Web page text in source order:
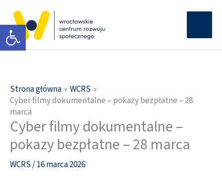
Otwórz pasek narzędzi
treści
Strona główna
WCRS
Cyber filmy dokumentalne – pokazy bezpłatne – 28
marca
Cyber filmy dokumentalne –
pokazy bezpłatne – 28 marca
WCRS/16 marca 2026